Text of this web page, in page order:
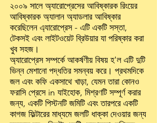
২০০৯ সালে অ্যারোপ্রেসের আবিষ্কারক রিংয়ের
আবিষ্কারক অ্যালান অ্যাডলার আবিষ্কার
করেছিলেন এ্যারোপ্রেস - এটি একটি সস্তা,
টেকসই এবং লাইটওয়েট ব্রিউয়ার যা পরিষ্কার করা
খুব সহজ।
অ্যারোপ্রেস সম্পর্কে আকর্ষণীয় বিষয় হ'ল এটি দুটি
ভিন্ন মেশানো পদ্ধতির সমন্বয় করে। প্রথমদিকে
জল এবং কফি একসাথে খাড়া, যেমন তারা কোনও
ফরাসি প্রেসে in যাইহোক, মিশ্রণটি সম্পূর্ণ করার
জন্য, একটি পিস্টনটি জমিটি এবং তারপরে একটি
কাগজ ফিল্টারের মাধ্যমে জলটি ধাক্কা দেওয়ার জন্য